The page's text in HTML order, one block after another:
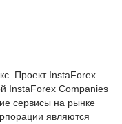
Проект InstaForex
InstaForex Companies
сервисы на рынке
являются